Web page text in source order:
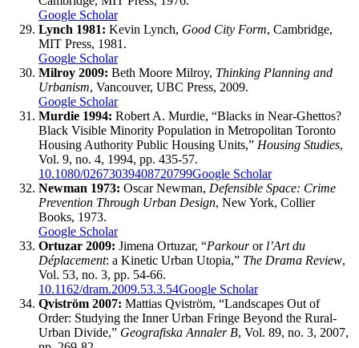
Google Scholar
Lynch 1981: Kevin Lynch, Good City Form, Cambridge,
MIT Press, 1981.
Google Scholar
Milroy 2009: Beth Moore Milroy, Thinking Planning and
Urbanism, Vancouver, UBC Press, 2009.
Google Scholar
Murdie 1994: Robert A. Murdie, “Blacks in Near-Ghettos?
Black Visible Minority Population in Metropolitan Toronto
Housing Authority Public Housing Units,” Housing Studies,
Vol. 9, no. 4, 1994, pp. 435-57.
10.1080/02673039408720799Google Scholar
Newman 1973: Oscar Newman, Defensible Space: Crime
Prevention Through Urban Design, New York, Collier
Books, 1973.
Google Scholar
Ortuzar 2009: Jimena Ortuzar, “Parkouror l’Art du
Déplacement: a Kinetic Urban Utopia,” The Drama Review,
Vol. 53, no. 3, pp. 54-66.
10.1162/dram.2009.53.3.54Google Scholar
Qviström 2007: Mattias Qviström, “Landscapes Out of
Order: Studying the Inner Urban Fringe Beyond the Rural-
Urban Divide,” Geografiska Annaler B, Vol. 89, no. 3, 2007,